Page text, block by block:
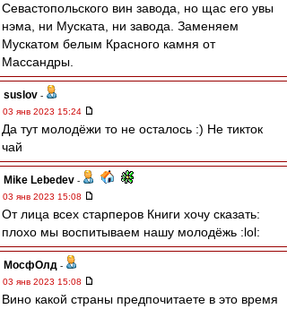
Севастопольского вин завода, но щас его увы
нэма, ни Муската, ни завода. Заменяем
Мускатом белым Красного камня от
Массандры.
suslov -
03 янв 2023 15:24
Да тут молодёжи то не осталось :) Не тикток
чай
Mike Lebedev -
03 янв 2023 15:08
От лица всех старперов Книги хочу сказать:
плохо мы воспитываем нашу молодёжь :lol:
МосфОлд -
03 янв 2023 15:08
Вино какой страны предпочитаете в это время